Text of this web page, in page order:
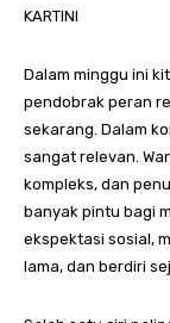
KARTINI
Dalam minggu ini
pendobrak peran
sekarang. Dalam
sangat relevan.
kompleks, dan
banyak pintu bagi
ekspektasi sosial,
lama, dan berdiri